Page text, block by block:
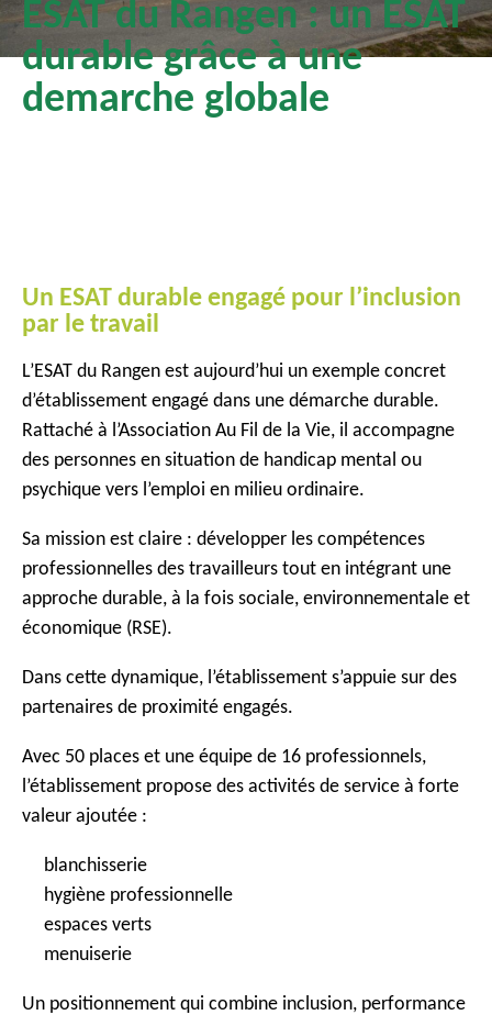
ESAT du Rangen : un ESAT
durable grâce à une
demarche globale
Un ESAT durable engagé pour l’inclusion
par le travail
L’ESAT du Rangen est aujourd’hui un exemple concret
d’établissement engagé dans une démarche durable.
Rattaché à l’Association Au Fil de la Vie, il accompagne
des personnes en situation de handicap mental ou
psychique vers l’emploi en milieu ordinaire.
Sa mission est claire : développer les compétences
professionnelles des travailleurs tout en intégrant une
approche durable, à la fois sociale, environnementale et
économique (RSE).
Dans cette dynamique, l’établissement s’appuie sur des
partenaires de proximité engagés.
Avec 50 places et une équipe de 16 professionnels,
l’établissement propose des activités de service à forte
valeur ajoutée :
blanchisserie
hygiène professionnelle
espaces verts
menuiserie
Un positionnement qui combine inclusion, performance